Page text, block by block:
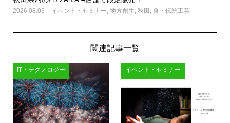
2026.08.03 イベント・セミナー, 地方創生, 秋田 , 食・伝統工芸
関連記事一覧
IT・テクノロジー イベント・セミナー